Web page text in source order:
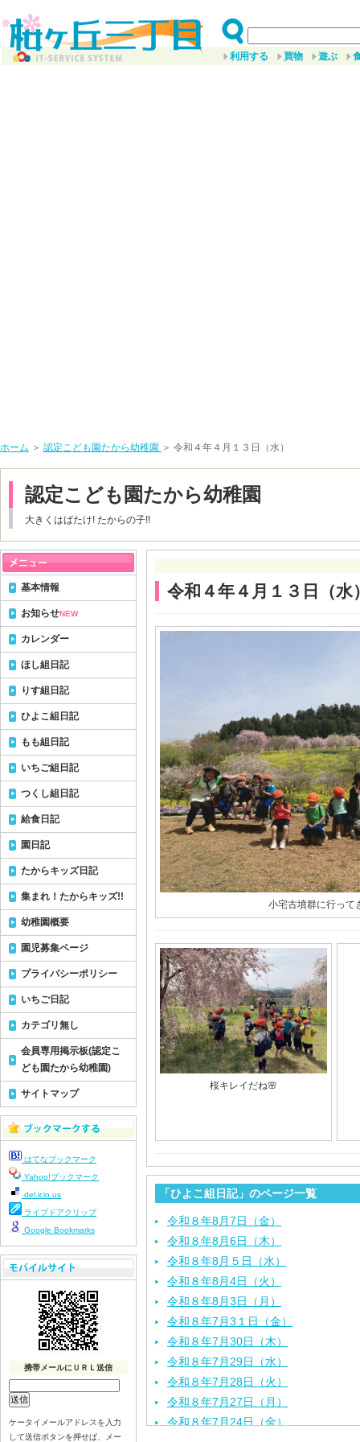
利用する 買物 遊ぶ
ホーム ＞ 認定こども園たから幼稚園 ＞ 令和４年４月１３日（水）
認定こども園たから幼稚園
大きくはばたけ! たからの子!!
令和４年４月１３日（水
小宅古墳群に行って
桜キレイだね🌸
「ひよこ組日記」のページ一覧
令和８年8月7日（金）
令和８年8月6日（木）
令和８年8月５日（水）
令和８年8月4日（火）
令和８年8月3日（月）
令和８年7月3１日（金）
令和８年7月30日（木）
令和８年7月29日（水）
令和８年7月28日（火）
令和８年7月27日（月）
令和８年7月24日（金）
基本情報
お知らせNEW
カレンダー
ほし組日記
りす組日記
ひよこ組日記
もも組日記
いちご組日記
つくし組日記
給食日記
園日記
たからキッズ日記
集まれ！たからキッズ!!
幼稚園概要
園児募集ページ
プライバシーポリシー
いちご日記
カテゴリ無し
会員専用掲示板(認定こ
ども園たから幼稚園)
サイトマップ
はてなブックマーク
Yahoo!ブックマーク
del.icio.us
ライブドアクリップ
Google Bookmarks
携帯メールにＵＲＬ送信
ケータイメールアドレスを入力
して送信ボタンを押せば、メー